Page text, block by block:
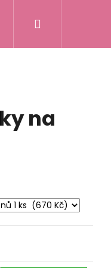
Hodnocení
Přihlášení
na